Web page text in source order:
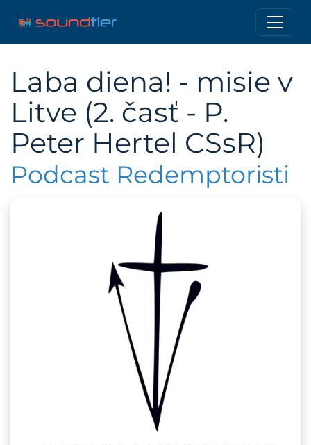
Laba diena! - misie v
Litve (2. časť - P.
Peter Hertel CSsR)
Podcast Redemptoristi